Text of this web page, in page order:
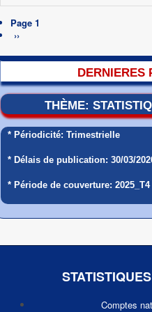
Pagination
Page 1
Page
››
DERNIERES
THÈME:
* Périodicité: Trimestrielle
* Délais de publication: 30/03/
* Période de couverture: 2025_T4
Comptes